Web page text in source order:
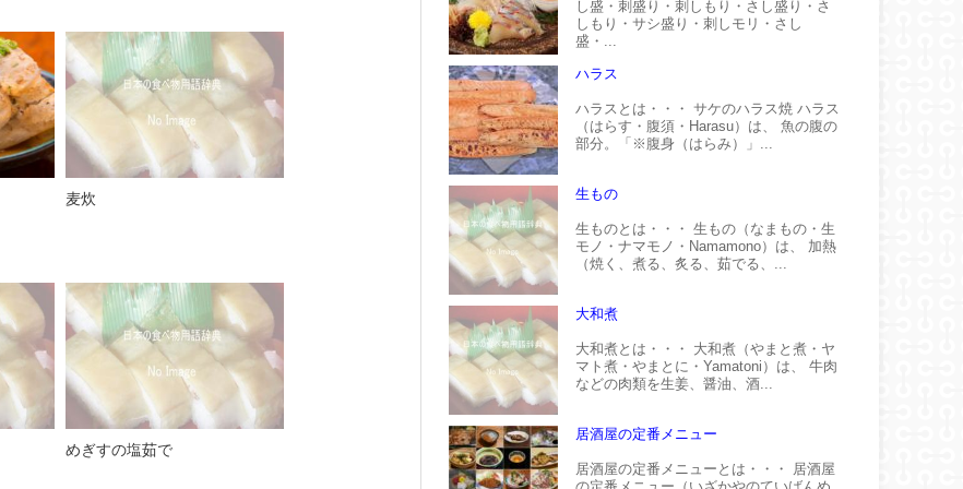
麦炊
めぎすの塩茹で
し盛・刺盛り・刺しもり・さし盛り・さ
しもり・サシ盛り・刺しモリ・さし
盛・...
ハラス
ハラスとは・・・ サケのハラス焼 ハラス
（はらす・腹須・Harasu）は、 魚の腹の
部分。「※腹身（はらみ）」...
生もの
生ものとは・・・ 生もの（なまもの・生
モノ・ナマモノ・Namamono）は、 加熱
（焼く、煮る、炙る、茹でる、...
大和煮
大和煮とは・・・ 大和煮（やまと煮・ヤ
マト煮・やまとに・Yamatoni）は、 牛肉
などの肉類を生姜、醤油、酒...
居酒屋の定番メニュー
居酒屋の定番メニューとは・・・ 居酒屋
の定番メニュー（いざかやのていばんめ